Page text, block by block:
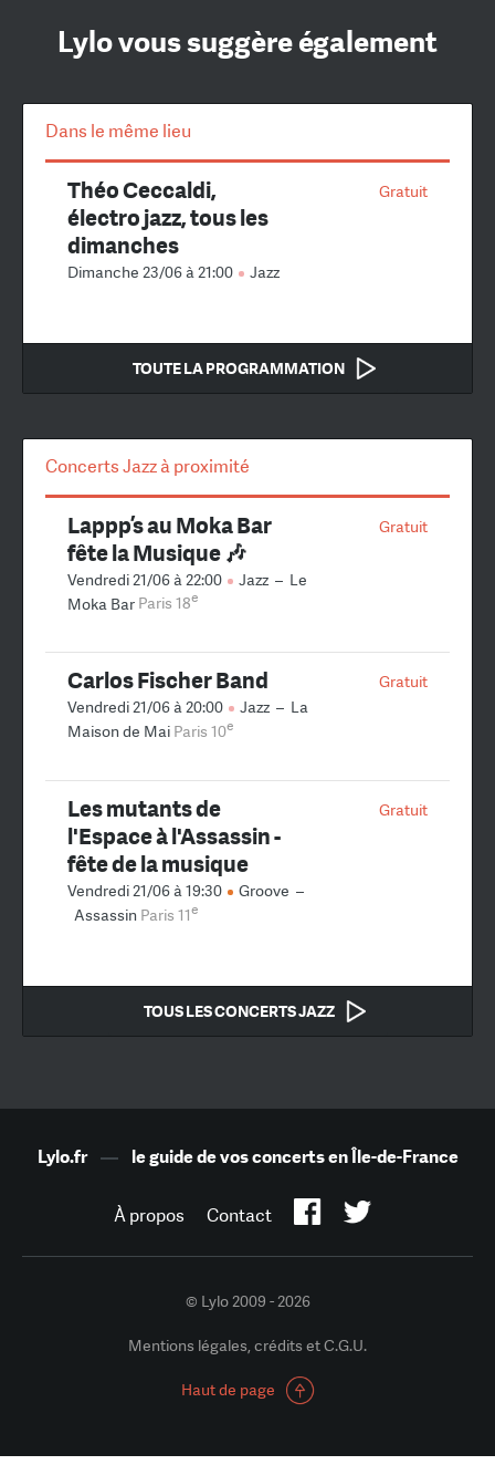
Lylo vous suggère également
Dans le même lieu
Gratuit
Théo Ceccaldi,
électro jazz, tous les
dimanches
Dimanche 23/06 à 21:00 Jazz
TOUTE LA PROGRAMMATION
Concerts Jazz à proximité
Gratuit
Lappp’s au Moka Bar
fête la Musique 🎶
Vendredi 21/06 à 22:00 Jazz – Le
Moka Bar Paris 18e
Gratuit
Carlos Fischer Band
Vendredi 21/06 à 20:00 Jazz – La
Maison de Mai Paris 10e
Gratuit
Les mutants de
l'Espace à l'Assassin -
fête de la musique
Vendredi 21/06 à 19:30 Groove –
Assassin Paris 11e
TOUS LES CONCERTS JAZZ
Lylo.fr— le guide de vos concerts en Île-de-France
À propos Contact
© Lylo 2009 - 2026
Mentions légales, crédits et C.G.U.
Haut de page